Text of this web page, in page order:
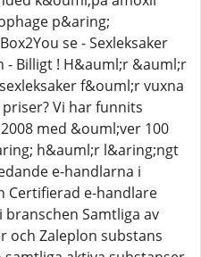
p&aring;
se - Sexleksaker
Billigt ! H&auml;r &auml;r
f&ouml;r vuxna
Vi har funnits
med &ouml;ver 100
h&auml;r l&aring;ngt
e-handlarna i
Certifierad e-handlare
Samtliga av
och Zaleplon substans